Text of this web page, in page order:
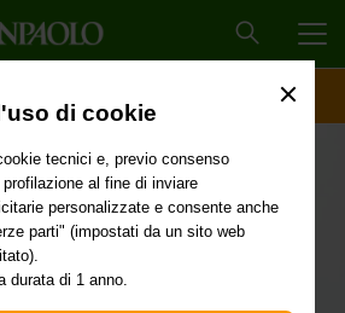
di cookie
tecnici e, previo consenso
al fine di inviare
personalizzate e consente anche
parti" (impostati da un sito web
durata di 1 anno.
delle
del Gruppo
Sanpaolo